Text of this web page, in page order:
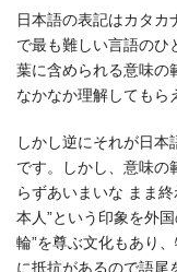
日本語の表記はカタカ
で最も難しい言語のひ
葉に含められる意味の
なかなか理解してもら
しかし逆にそれが日
です。しかし、意味の
らずあいまいな まま
本人”という印象を外
輪”を尊ぶ文化もあり
に抵抗があるので語尾